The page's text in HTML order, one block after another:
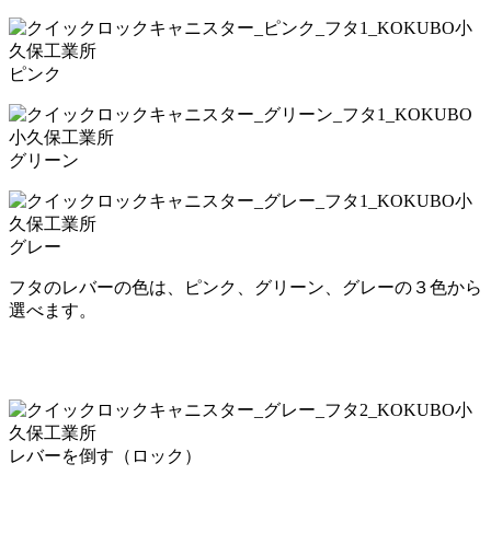
ピンク
グリーン
グレー
フタのレバーの色は、ピンク、グリーン、グレーの３色から
選べます。
レバーを倒す（ロック）